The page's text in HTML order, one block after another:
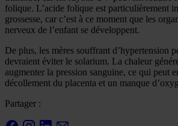
folique. L’acide folique est particulièrement
grossesse, car c’est à ce moment que les
nerveux de l’enfant se développent.
De plus, les mères souffrant d’hypertension
devraient éviter le solarium. La chaleur
augmenter la pression sanguine, ce qui peut
décollement du placenta et un manque
Partager :